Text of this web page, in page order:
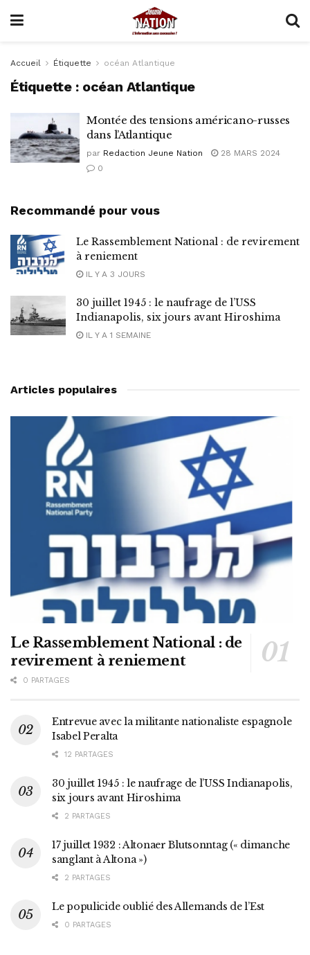
Accueil Étiquette océan Atlantique
Étiquette : océan Atlantique
Montée des tensions américano-russes
dans l’Atlantique
par Redaction Jeune Nation
28 MARS 2024
0
Recommandé pour vous
Le Rassemblement National : de revirement
à reniement
IL Y A 3 JOURS
30 juillet 1945 : le naufrage de l’USS
Indianapolis, six jours avant Hiroshima
IL Y A 1 SEMAINE
Articles populaires
Le Rassemblement National : de
revirement à reniement
0 PARTAGES
Entrevue avec la militante nationaliste espagnole
Isabel Peralta
12 PARTAGES
30 juillet 1945 : le naufrage de l’USS Indianapolis,
six jours avant Hiroshima
2 PARTAGES
17 juillet 1932 : Altonaer Blutsonntag (« dimanche
sanglant à Altona »)
2 PARTAGES
Le populicide oublié des Allemands de l’Est
0 PARTAGES